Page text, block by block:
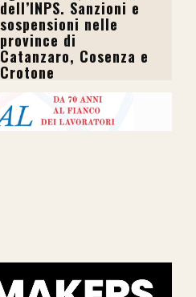
dell’INPS. Sanzioni e
sospensioni nelle
province di
Catanzaro, Cosenza e
Crotone